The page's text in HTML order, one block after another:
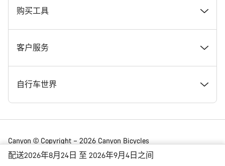
配送2026年8月24日 至 2026年9月4日之间
在 Canyon 工作
Canyon 新闻发布室
条款和条件
法律披露
数据保护声明
新闻和故事
提示和建议
Canyon Home Koblenz
会员礼遇
Canyon App
购买工具
找到您梦寐以求的 Canyon 自行车
现货自行车
找到您的 Canyon 尺寸
自行车对比
客户服务
支持中心
服务网点
送货
自行车世界
公路车
砾石车
Canyon © Copyright – 2026 Canyon Bicycles
GmbH – 保留所有权利